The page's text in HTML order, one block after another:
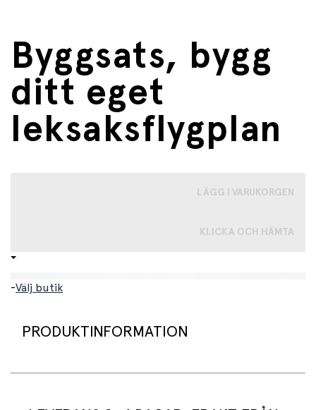
Byggsats, bygg
ditt eget
leksaksflygplan
LÄGG I VARUKORGEN
KLICKA OCH HÄMTA
-Välj butik
PRODUKTINFORMATION